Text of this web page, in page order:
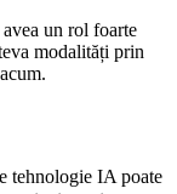
un rol foarte
modalități prin
tehnologie IA poate